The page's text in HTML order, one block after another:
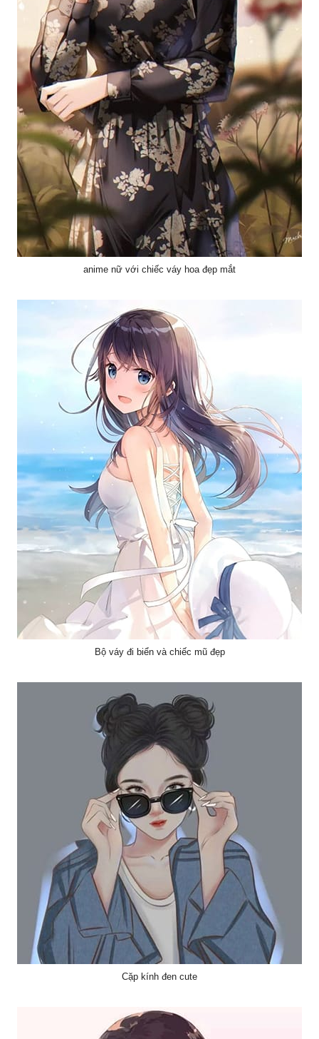
anime nữ với chiếc váy hoa đẹp mắt
Bộ váy đi biển và chiếc mũ đẹp
Cặp kính đen cute